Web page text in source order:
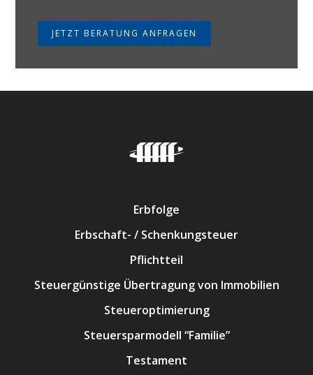
JETZT BERATUNG ANFRAGEN
Erbfolge
Erbschaft- / Schenkungsteuer
Pflichtteil
Steuergünstige Übertragung von Immobilien
Steueroptimierung
Steuersparmodell “Familie”
Testament